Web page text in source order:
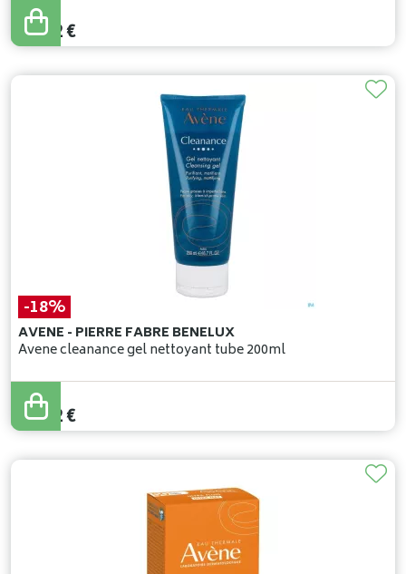
19,90
16,32€
-18%
AVENE - PIERRE FABRE BENELUX
Avene cleanance gel nettoyant tube 200ml
19,90
16,32€